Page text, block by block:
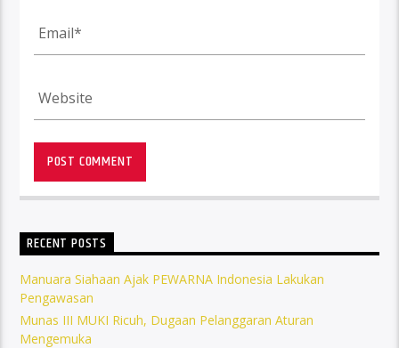
RECENT POSTS
Manuara Siahaan Ajak PEWARNA Indonesia Lakukan
Pengawasan
Munas III MUKI Ricuh, Dugaan Pelanggaran Aturan
Mengemuka